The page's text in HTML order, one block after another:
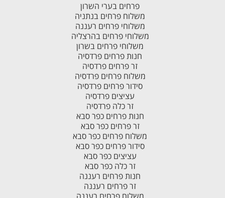
פרחים בערי השרון
משלוח פרחים בנתניה
משלוחי פרחים רעננה
משלוחי פרחים בהרצליה
משלוחי פרחים בשרון
חנות פרחים פרדסיה
זר פרחים פרדסיה
משלוח פרחים פרדסיה
סידור פרחים פרדסיה
עציצים פרדסיה
זר כלה פרדסיה
חנות פרחים כפר סבא
זר פרחים כפר סבא
משלוח פרחים כפר סבא
סידור פרחים כפר סבא
עציצים כפר סבא
זר כלה כפר סבא
חנות פרחים רעננה
זר פרחים רעננה